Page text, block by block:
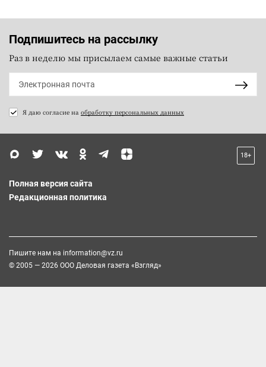
Подпишитесь на рассылку
Раз в неделю мы присылаем самые важные статьи
Я даю согласие на обработку персональных данных
18+
Полная версия сайта
Редакционная политика
Пишите нам на information@vz.ru
© 2005 — 2026 ООО Деловая газета «Взгляд»